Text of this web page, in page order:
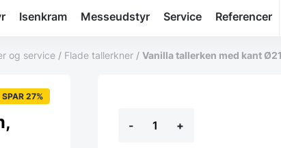
Isenkram Messeudstyr Service Referencer
og service / Flade tallerkner / Vanilla tallerken med kant
SPAR 27%
-
tallerken
+